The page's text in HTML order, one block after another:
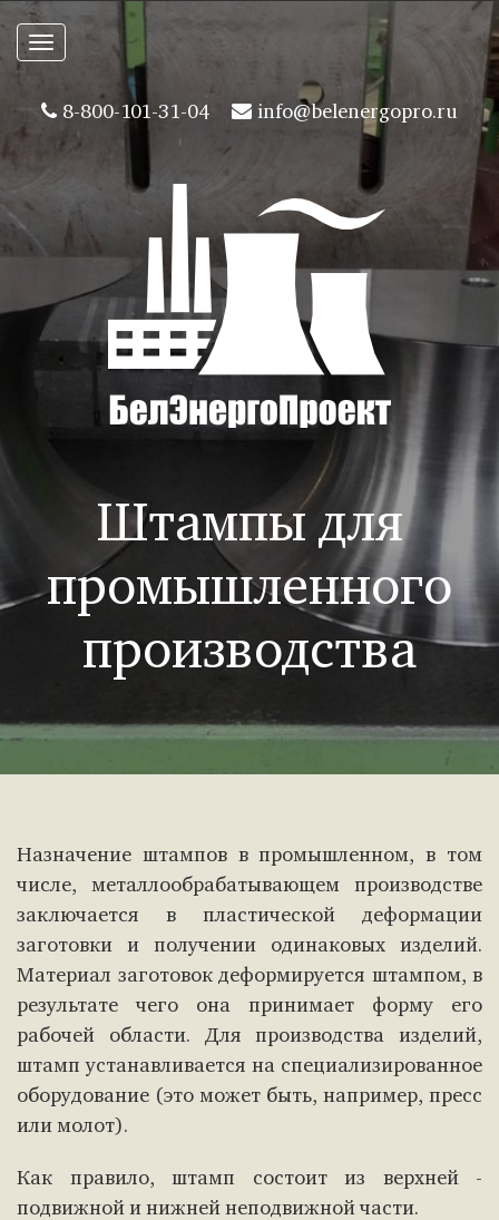
Toggle
8-800-101-31-04 info@belenergopro.ru
Штампы для
промышленного
производства
Назначение штампов в промышленном, в том
числе, металлообрабатывающем производстве
заключается в пластической деформации
заготовки и получении одинаковых изделий.
Материал заготовок деформируется штампом, в
результате чего она принимает форму его
рабочей области. Для производства изделий,
штамп устанавливается на специализированное
оборудование (это может быть, например, пресс
или молот).
Как правило, штамп состоит из верхней -
подвижной и нижней неподвижной части.